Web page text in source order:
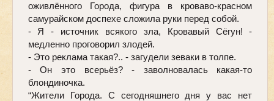
оживлённого Города, фигура в кроваво-красном
самурайском доспехе сложила руки перед собой.
- Я - источник всякого зла, Кровавый Сёгун! -
медленно проговорил злодей.
- Это реклама такая?.. - загудели зеваки в толпе.
- Он это всерьёз? - заволновалась какая-то
блондиночка.
“Жители Города. С сегодняшнего дня у вас нет